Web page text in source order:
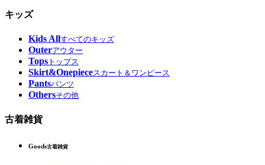
キッズ
Kids Allすべてのキッズ
Outerアウター
Tops トップス
Skirt&Onepieceスカート＆ワンピース
Pantsパンツ
Othersその他
古着雑貨
Goods古着雑貨